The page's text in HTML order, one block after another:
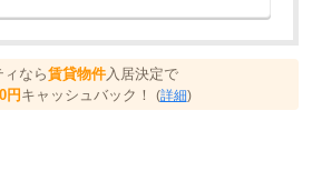
ィなら賃貸物件 入居決定で
円キャッシュバック！ (詳細)